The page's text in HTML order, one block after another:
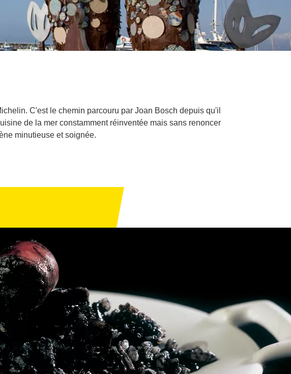
C'est le chemin parcouru par Joan Bosch depuis qu'il
de la mer constamment réinventée mais sans renoncer
minutieuse et soignée.